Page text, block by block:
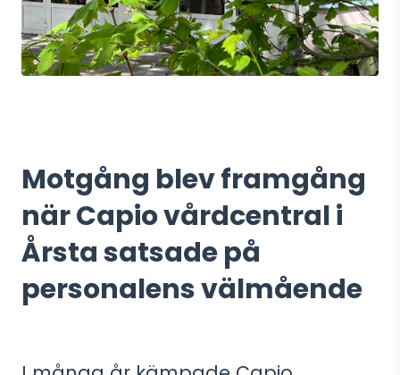
Motgång blev framgång
när Capio vårdcentral i
Årsta satsade på
personalens välmående